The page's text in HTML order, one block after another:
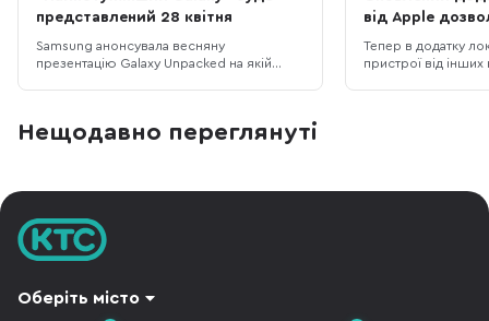
представлений 28 квітня
Samsung анонсувала весняну
презентацію Galaxy Unpacked на якій
після публікації офіційного трейлеру на
від Apple
пристрої від
виробників
Тепер в додатку
пристрої від
Нещодавно переглянуті
Оберіть місто